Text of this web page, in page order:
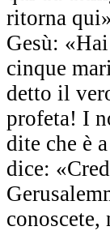
ritorna
Gesù:
cinque
detto il
profeta! I
dite che è
dice:
conoscete,